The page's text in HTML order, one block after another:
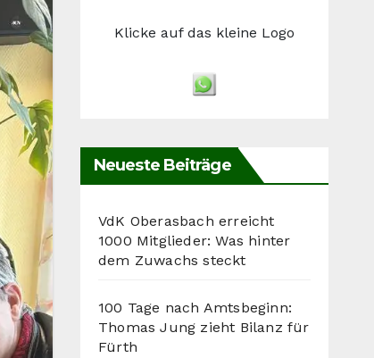
Klicke auf das kleine Logo
Neueste Beiträge
VdK Oberasbach erreicht
1000 Mitglieder: Was hinter
dem Zuwachs steckt
100 Tage nach Amtsbeginn:
Thomas Jung zieht Bilanz für
Fürth